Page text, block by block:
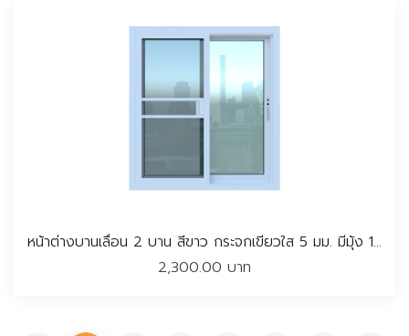
หน้าต่างบานเลื่อน 2 บาน สีขาว กระจกเขียวใส 5 มม. มีมุ้ง 100*110 CM.
2,300.00 บาท